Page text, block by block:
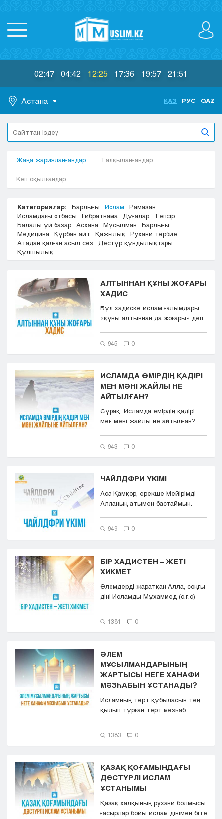
02:47 04:42 12:25 17:36 19:57 21:51
Астана
Астана
Алматы
Актобе
Жезказган
Кокшетау
Костанай
Кызылорда
Павлодар
Петропавловск
Талдыкорган
Тараз
Туркестан
Усть-Каменогорск
ҚАЗ РУС QAZ
Жаңа жарияланғандар Талқыланғандар
Көп оқылғандар
Категориялар: Барлығы Ислам
Рамазан
Исламдағы отбасы
Ғибратнама Дұғалар
Тәпсір
Балалы үй базар
Асхана Мұсылман
Барлығы
Медицина
Құрбан айт Қажылық
Рухани тәрбие
Атадан қалған асыл сөз
Дәстүр құндылықтары
Құлшылық
АЛТЫННАН ҚҰНЫ ЖОҒАРЫ
ХАДИС
Бұл хадиске ислам ғалымдары
«құны алтыннан да жоғары» деп
945 0
ИСЛАМДА ӨМІРДІҢ ҚАДІРІ
МЕН МӘНІ ЖАЙЛЫ НЕ
АЙТЫЛҒАН?
Сұрақ: Исламда өмірдің қадірі
мен мәні жайлы не айтылған?
943 0
ЧАЙЛДФРИ ҮКІМІ
Аса Қамқор, ерекше Мейірімді
Алланың атымен бастаймын.
949 0
БІР ХАДИСТЕН – ЖЕТІ
ХИКМЕТ
Әлемдерді жаратқан Алла, соңғы
діні Исламды Мұхаммед (с.ғ.с)
1381 0
ӘЛЕМ
МҰСЫЛМАНДАРЫНЫҢ
ЖАРТЫСЫ НЕГЕ ХАНАФИ
МӘЗҺАБЫН ҰСТАНАДЫ?
Исламның төрт құбыласын тең
қылып тұрған төрт мәзһаб
1383 0
ҚАЗАҚ ҚОҒАМЫНДАҒЫ
ДӘСТҮРЛІ ИСЛАМ
ҰСТАНЫМЫ
Қазақ халқының рухани болмысы
ғасырлар бойы ислам дінімен біте